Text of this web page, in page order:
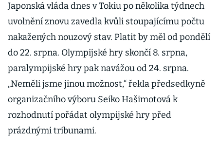
Japonská vláda dnes v Tokiu po několika týdnech
uvolnění znovu zavedla kvůli stoupajícímu počtu
nakažených nouzový stav. Platit by měl od pondělí
do 22. srpna. Olympijské hry skončí 8. srpna,
paralympijské hry pak navážou od 24. srpna.
„Neměli jsme jinou možnost,“ řekla předsedkyně
organizačního výboru Seiko Hašimotová k
rozhodnutí pořádat olympijské hry před
prázdnými tribunami.